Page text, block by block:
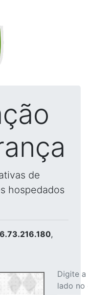
de
hospedados
,
Digite
lado no